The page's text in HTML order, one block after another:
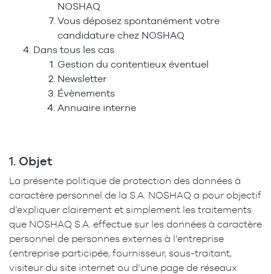
NOSHAQ
Vous déposez spontanément votre
candidature chez NOSHAQ
Dans tous les cas
Gestion du contentieux éventuel
Newsletter
Évènements
Annuaire interne
1. Objet
La présente politique de protection des données à
caractère personnel de la S.A. NOSHAQ a pour objectif
d’expliquer clairement et simplement les traitements
que NOSHAQ S.A. effectue sur les données à caractère
personnel de personnes externes à l’entreprise
(entreprise participée, fournisseur, sous-traitant,
visiteur du site internet ou d’une page de réseaux